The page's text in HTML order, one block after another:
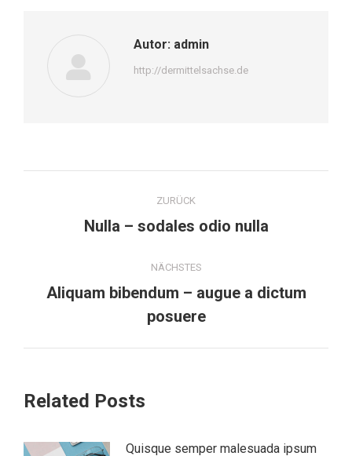
Autor: admin
http://dermittelsachse.de
ZURÜCK
Vorheriger
Nulla – sodales odio nulla
NÄCHSTES
Nächster
Beitrag:
Aliquam bibendum – augue a dictum
posuere
Related Posts
Quisque semper malesuada ipsum